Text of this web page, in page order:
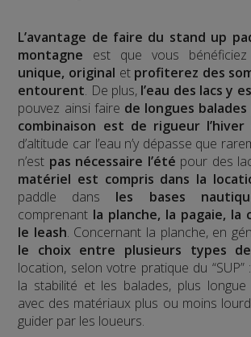
L’avantage de faire du stand up
montagne est que vous bénéficiez
unique, original et profiterez des
entourent. De plus, l’eau des lacs y
pouvez ainsi faire de longues balades
combinaison est de rigueur l’hiver
d’altitude car l’eau n’y dépasse que
n’est pas nécessaire l’été pour des
matériel est compris dans la
paddle dans les bases
comprenant la planche, la pagaie, la
le leash. Concernant la planche, en
le choix entre plusieurs types de
location, selon votre pratique du
la stabilité et les balades, plus
avec des matériaux plus ou moins
guider par les loueurs.